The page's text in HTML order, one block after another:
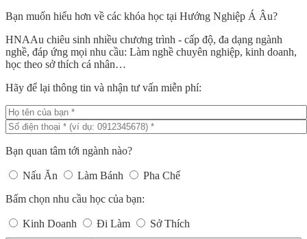
Bạn muốn hiểu hơn về các khóa học tại Hướng Nghiệp Á Âu?
HNAAu chiêu sinh nhiều chương trình - cấp độ, đa dạng ngành
nghề, đáp ứng mọi nhu cầu: Làm nghề chuyên nghiệp, kinh doanh,
học theo sở thích cá nhân…
Hãy để lại thông tin và nhận tư vấn miễn phí:
Bạn quan tâm tới ngành nào?
Nấu Ăn Làm Bánh
Pha Chế
Bấm chọn nhu cầu học của bạn:
Kinh Doanh Đi Làm Sở Thích